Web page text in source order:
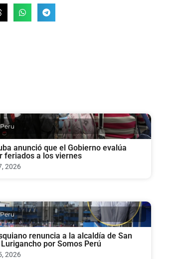
anunció que el Gobierno evalúa
feriados a los viernes
2026
renuncia a la alcaldía de San
por Somos Perú
2026